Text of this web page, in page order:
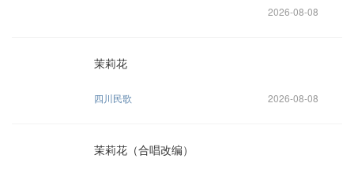
2026-08-08
茉莉花
四川民歌 2026-08-08
茉莉花（合唱改编）